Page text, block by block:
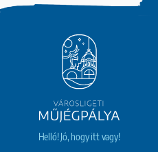
Helló! Jó, hogy itt vagy!